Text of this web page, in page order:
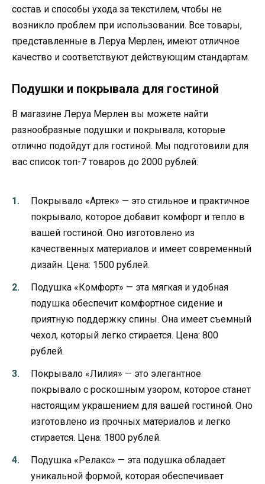
состав и способы ухода за текстилем, чтобы не
возникло проблем при использовании. Все товары,
представленные в Леруа Мерлен, имеют отличное
качество и соответствуют действующим стандартам.
Подушки и покрывала для гостиной
В магазине Леруа Мерлен вы можете найти
разнообразные подушки и покрывала, которые
отлично подойдут для гостиной. Мы подготовили для
вас список топ-7 товаров до 2000 рублей:
Покрывало «Артек» — это стильное и практичное
покрывало, которое добавит комфорт и тепло в
вашей гостиной. Оно изготовлено из
качественных материалов и имеет современный
дизайн. Цена: 1500 рублей.
Подушка «Комфорт» — эта мягкая и удобная
подушка обеспечит комфортное сидение и
приятную поддержку спины. Она имеет съемный
чехол, который легко стирается. Цена: 800
рублей.
Покрывало «Лилия» — это элегантное
покрывало с роскошным узором, которое станет
настоящим украшением для вашей гостиной. Оно
изготовлено из прочных материалов и легко
стирается. Цена: 1800 рублей.
Подушка «Релакс» — эта подушка обладает
уникальной формой, которая обеспечивает